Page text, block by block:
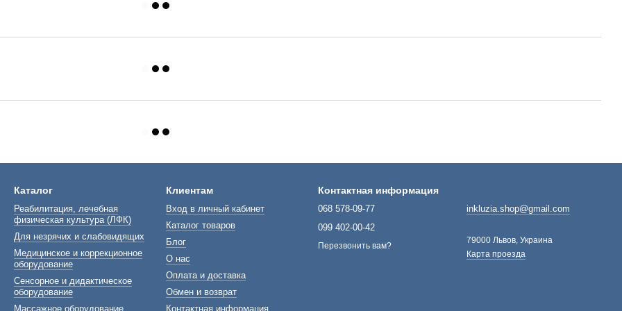
Каталог
Реабилитация, лечебная
физическая культура (ЛФК)
Для незрячих и слабовидящих
Медицинское и коррекционное
оборудование
Сенсорное и дидактическое
оборудование
Массажное оборудование
Клиентам
Вход в личный кабинет
Каталог товаров
Блог
О нас
Оплата и доставка
Обмен и возврат
Контактная информация
Контактная информация
068 578-09-77
099 402-00-42
Перезвонить вам?
inkluzia.shop@gmail.com
79000 Львов, Украина
Карта проезда